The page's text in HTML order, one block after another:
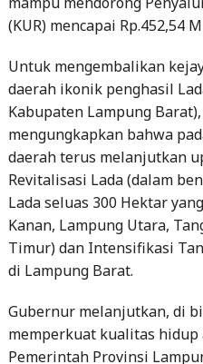
Untuk mengembalikan
daerah ikonik penghasil
Kabupaten Lampung
mengungkapkan bahwa
daerah terus melanjutkan
Revitalisasi Lada (dalam
Lada seluas 300 Hektar
Kanan, Lampung Utara,
Timur) dan Intensifikasi
di Lampung Barat.
Gubernur melanjutkan, di
memperkuat kualitas hidup
Pemerintah Provinsi
ibadah dan pondok
dan pendidikan publik